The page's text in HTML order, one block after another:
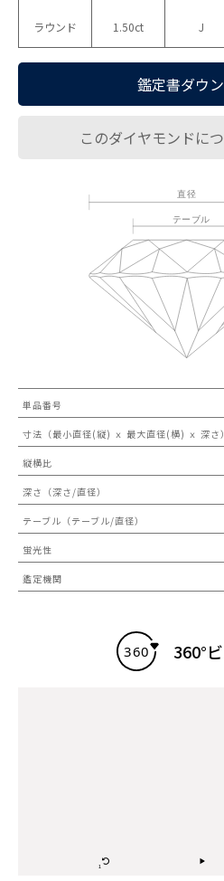
ラウンド 1.50ct J
鑑定書ダウ
このダイヤモンドに
単品番号
寸法（最小直径(縦) ｘ 最大直径(横) ｘ 深さ）
縦横比
深さ（深さ/直径）
テーブル（テーブル/直径）
蛍光性
鑑定機関
360°